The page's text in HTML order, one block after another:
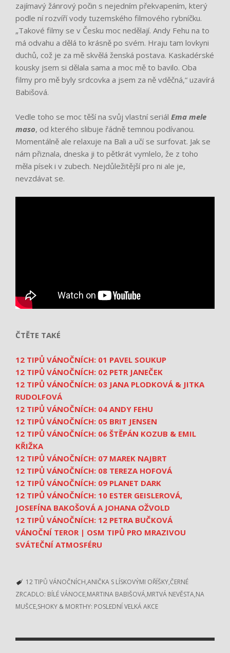
zajímavý žánrový počin s nejedním překvapením, který
podle ní rozvíří vody tuzemského filmového rybníčku.
„Takové filmy se v Česku moc nedělají. Andy Fehu na to
má odvahu a dělá to krásně po svém. Hraju tam lovkyni
duchů, což je za mě skvělá ženská postava. Kaskadérské
kousky jsem si dělala sama a moc mě to bavilo. Oba
filmy pro mě byly srdcovka a jsem za ně vděčná,“ uzavírá
Babišová.
Vedle toho se moc těší na svůj vlastní seriál Ema mele
maso, od kterého slibuje řádně temnou podívanou.
Momentálně ale relaxuje na Bali a učí se surfovat. Jak se
nám přiznala, dneska ji to pětkrát vymlelo, že z toho
měla písek i v zubech. Nejdůležitější pro ni ale je,
nevzdávat se.
ČTĚTE TAKÉ
12 TIPŮ VÁNOČNÍCH: 01 PAVEL SOUKUP
12 TIPŮ VÁNOČNÍCH: 02 PETR JANEČEK
12 TIPŮ VÁNOČNÍCH: 03 JANA PLODKOVÁ & JITKA
RUDOLFOVÁ
12 TIPŮ VÁNOČNÍCH: 04 ANDY FEHU
12 TIPŮ VÁNOČNÍCH: 05 BRIT JENSEN
12 TIPŮ VÁNOČNÍCH: 06 ŠTĚPÁN KOZUB & EMIL
KŘIŽKA
12 TIPŮ VÁNOČNÍCH: 07 MAREK NAJBRT
12 TIPŮ VÁNOČNÍCH: 08 TEREZA HOFOVÁ
12 TIPŮ VÁNOČNÍCH: 09 PLANET DARK
12 TIPŮ VÁNOČNÍCH: 10 ESTER GEISLEROVÁ,
JOSEFÍNA BAKOŠOVÁ A JOHANA OŽVOLD
12 TIPŮ VÁNOČNÍCH: 12 PETRA BUČKOVÁ
VÁNOČNÍ TEROR | OSM TIPŮ PRO MRAZIVOU
SVÁTEČNÍ ATMOSFÉRU
12 TIPŮ VÁNOČNÍCH ANIČKA S LÍSKOVÝMI OŘÍŠKYČERNÉ
ZRCADLO: BÍLÉ VÁNOCE MARTINA BABIŠOVÁ MRTVÁ NEVĚSTA NA
MUŠCE SHOKY & MORTHY: POSLEDNÍ VELKÁ AKCE